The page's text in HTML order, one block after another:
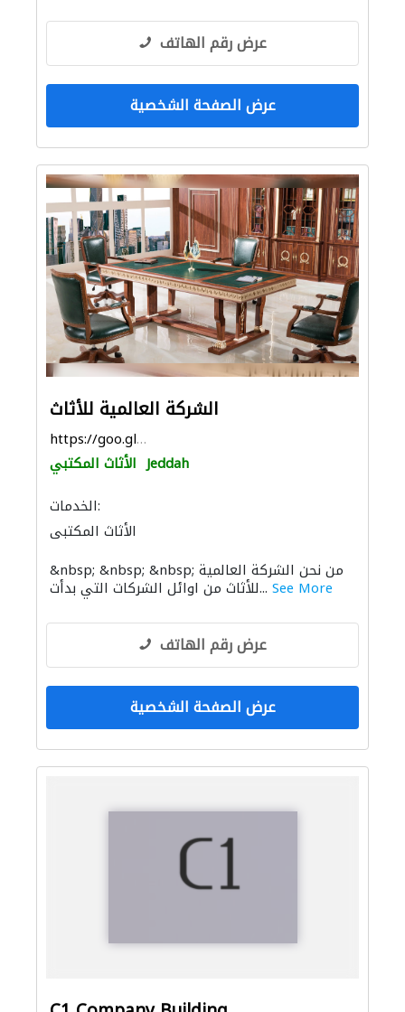
عرض رقم الهاتف
عرض الصفحة الشخصية
الشركة العالمية للأثاث
https://goo.gl/maps/MEaFZUVoCKambej69
الأثاث المكتبي Jeddah
الخدمات:
الأثاث المكتبي
&nbsp; &nbsp; &nbsp; من نحن الشركة العالمية
للأثاث من اوائل الشركات التي بدأت... See More
عرض رقم الهاتف
عرض الصفحة الشخصية